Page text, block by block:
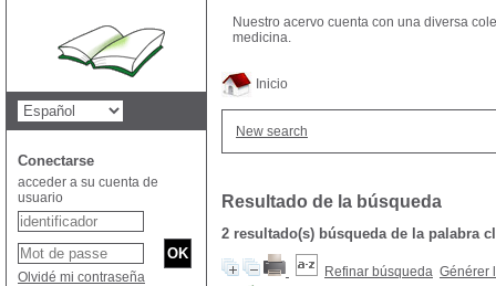
Inicio
New search
Resultado de la búsqueda
2 resultado(s) búsqueda de la palabra
Refinar búsqueda Générer
Nuestro acervo cuenta con una diversa
medicina.
Conectarse
acceder a su cuenta de
usuario
Olvidé mi contraseña